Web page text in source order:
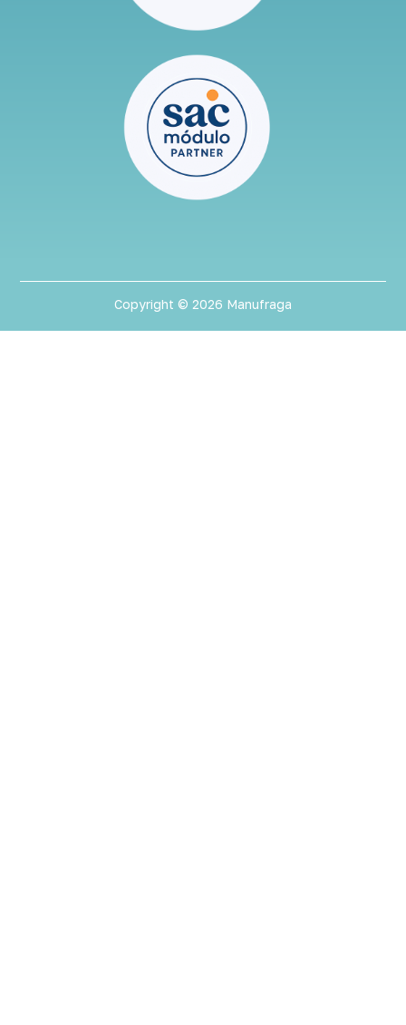
Copyright © 2026 Manufraga